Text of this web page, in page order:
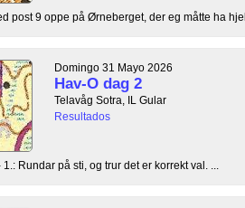
post 9 oppe på Ørneberget, der eg måtte ha
Domingo 31 Mayo 2026
Hav-O dag 2
Telavåg Sotra, IL Gular
Resultados
Rundar på sti, og trur det er korrekt val. ...